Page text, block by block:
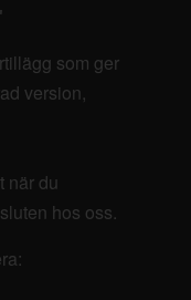
som ger
version,
när du
hos oss.